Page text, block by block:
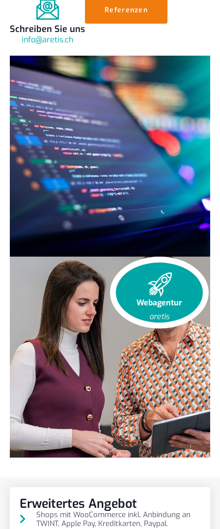
Schreiben Sie uns
info@aretis.ch
Referenzen
Webagentur
aretis
Erweitertes Angebot
Shops mit WooCommerce inkl. Anbindung an
TWINT, Apple Pay, Kreditkarten, Paypal.